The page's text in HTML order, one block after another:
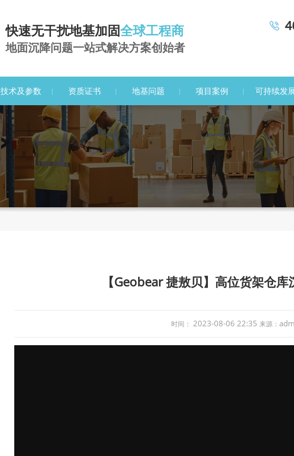
快速无干扰地基加固全球工程商
地面沉降问题一站式解决方案创始者
技术及参数 资质证书 地基问题 项目案例 可持续发
【Geobear 捷敖贝】高位货架仓
时间： 2023-08-06 22:35 来源：